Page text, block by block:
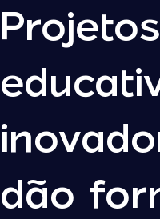
Projetos
dão